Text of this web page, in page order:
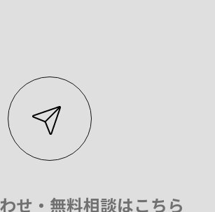
せ・無料相談はこちら